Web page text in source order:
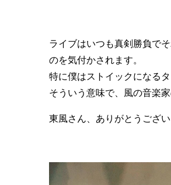
ライブはいつも真剣勝負で
のを気付かされます。
特に僕はストイックになる
そういう意味で、風の音楽
東風さん、ありがとうござい